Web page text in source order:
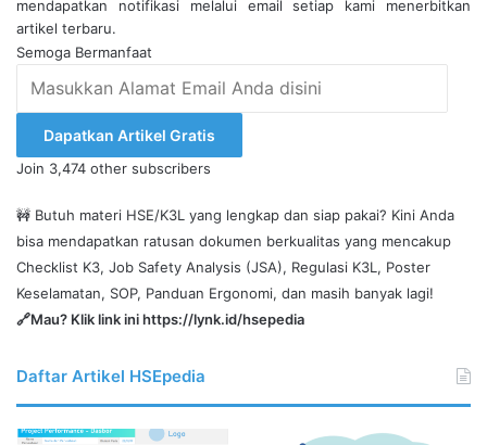
mendapatkan notifikasi melalui email setiap kami menerbitkan
artikel terbaru.
Semoga Bermanfaat
Alamat
Anda
disini
Dapatkan Artikel Gratis
Join 3,474 other subscribers
🚧 Butuh materi HSE/K3L yang lengkap dan siap pakai? Kini Anda
bisa mendapatkan ratusan dokumen berkualitas yang mencakup
Checklist K3, Job Safety Analysis (JSA), Regulasi K3L, Poster
Keselamatan, SOP, Panduan Ergonomi, dan masih banyak lagi!
🔗Mau? Klik link inihttps://lynk.id/hsepedia
Daftar Artikel HSEpedia